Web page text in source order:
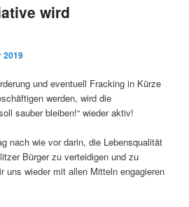
wird
2019
und eventuell Fracking in Kürze
werden, wird die
sauber bleiben!“ wieder aktiv!
nach wie vor darin, die Lebensqualität
Bürger zu verteidigen und zu
uns wieder mit allen Mitteln engagieren